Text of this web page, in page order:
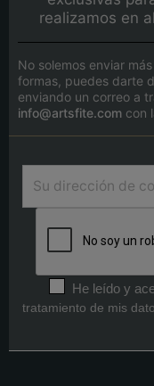
realizamos en
No solemos enviar
formas, puedes darte
enviando un correo a
info@artsfite.com con
He leído y
tratamiento de mis